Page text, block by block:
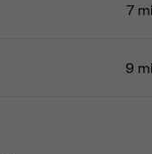
7
9